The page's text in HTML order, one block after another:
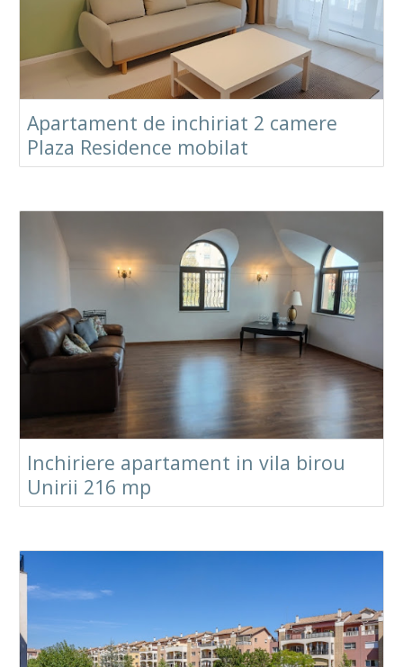
Apartament de inchiriat 2 camere
Plaza Residence mobilat
Inchiriere apartament in vila birou
Unirii 216 mp